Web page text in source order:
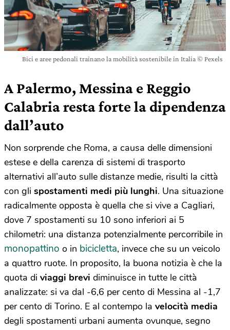
Bici e aree pedonali trainano la mobilità sostenibile in Italia © Pexels
A Palermo, Messina e Reggio
Calabria resta forte la dipendenza
dall’auto
Non sorprende che Roma, a causa delle dimensioni
estese e della carenza di sistemi di trasporto
alternativi all’auto sulle distanze medie, risulti la città
con gli spostamenti medi più lunghi. Una situazione
radicalmente opposta è quella che si vive a Cagliari,
dove 7 spostamenti su 10 sono inferiori ai 5
chilometri: una distanza potenzialmente percorribile in
monopattino o in bicicletta, invece che su un veicolo
a quattro ruote. In proposito, la buona notizia è che la
quota di viaggi brevi diminuisce in tutte le città
analizzate: si va dal -6,6 per cento di Messina al -1,7
per cento di Torino. E al contempo la velocità media
degli spostamenti urbani aumenta ovunque, segno